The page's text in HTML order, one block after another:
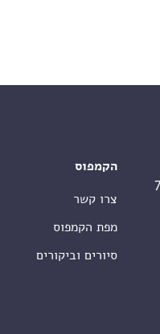
הקמפוס
צרו קשר
מפת הקמפוס
סיורים וביקורים